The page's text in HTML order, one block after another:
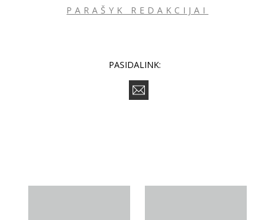
NAUJIENLAIŠKĮ
PARAŠYK REDAKCIJAI
PASIDALINK: